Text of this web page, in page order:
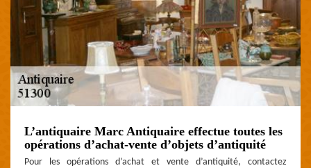
L’antiquaire Marc Antiquaire effectue toutes les
opérations d’achat-vente d’objets d’antiquité
Pour les opérations d’achat et vente d’antiquité, contactez